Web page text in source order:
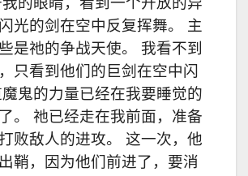
光的剑在空中反复挥舞。 主
是祂的争战天使。 我看不到
只看到他们的巨剑在空中闪
鬼的力量已经在我要睡觉的
。 祂已经走在我前面，准备
败敌人的进攻。 这一次，他
鞘，因为他们前进了，要消